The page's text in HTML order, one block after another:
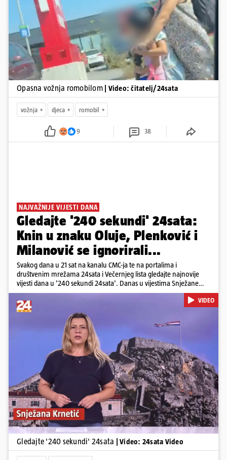
Pokretanje videa...
Opasna vožnja romobilom | Video: čitatelj/24sata
vožnja djeca romobil
9 38
NAJVAŽNIJE VIJESTI DANA
Gledajte '240 sekundi' 24sata:
Knin u znaku Oluje, Plenković i
Milanović se ignorirali...
Svakog dana u 21 sat na kanalu CMC-ja te na portalima i
društvenim mrežama 24sata i Večernjeg lista gledajte najnovije
vijesti dana u '240 sekundi 24sata'. Danas u vijestima Snježane
Krnetić: Hrvatska je obilježila 31. obljetnicu Oluje, a pažnju je
privuklo ignoriranje predsjednika Zorana Milanovića i premijera
Andreja Plenkovića u Kninu. Donosimo i detalje o većim
braniteljskim mirovinama, apelu obitelji Hrvata u komi u Irskoj,
upozorenjima nakon nove tragedije na električnom romobilu te
smanjenju proizvodnje u nuklearnoj elektrani Krško.
Pokretanje videa...
VIDEO
Gledajte '240 sekundi' 24sata | Video: 24sata Video